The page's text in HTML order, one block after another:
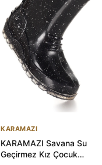
KARAMAZI
KARAMAZI Savana Su
Geçirmez Kız Çocuk